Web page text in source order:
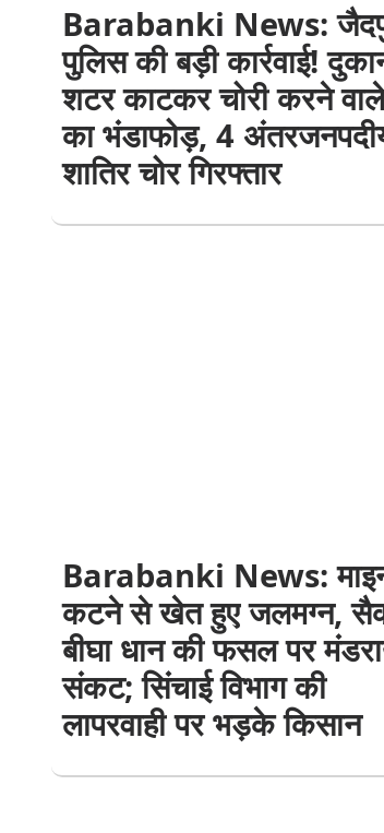
Barabanki News:
पुलिस की बड़ी कार्रवाई!
शटर काटकर चोरी करने
का भंडाफोड़, 4
शातिर चोर गिरफ्तार
Barabanki News:
कटने से खेत हुए जलमग्न,
बीघा धान की फसल पर
संकट; सिंचाई विभाग की
लापरवाही पर भड़के किसान